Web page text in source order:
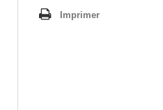
Imprimer